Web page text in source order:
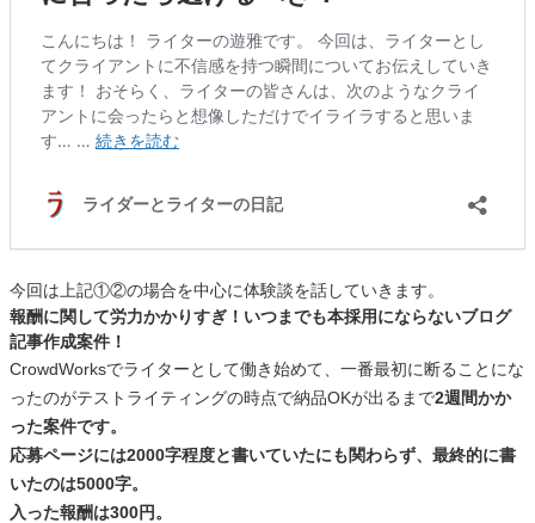
今回は上記①②の場合を中心に体験談を話していきます。
報酬に関して労力かかりすぎ！いつまでも本採用にならないブログ
記事作成案件！
CrowdWorksでライターとして働き始めて、一番最初に断ることにな
ったのがテストライティングの時点で納品OKが出るまで2週間かか
った案件です。
応募ページには2000字程度と書いていたにも関わらず、最終的に書
いたのは5000字。
入った報酬は300円。